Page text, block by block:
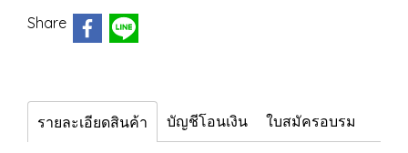
Share
รายละเอียดสินค้า บัญชีโอนเงิน ใบสมัครอบรม